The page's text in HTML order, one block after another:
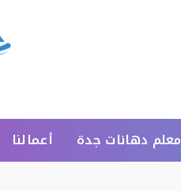
معلم دهانات جدة أعمالنا